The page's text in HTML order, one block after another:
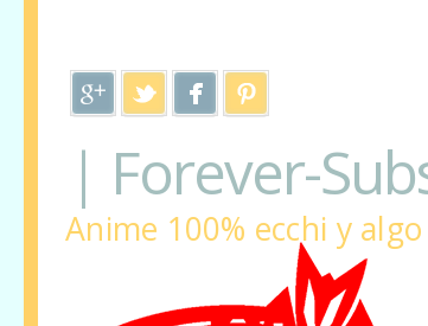
| Forever-
Anime 100% ecchi y